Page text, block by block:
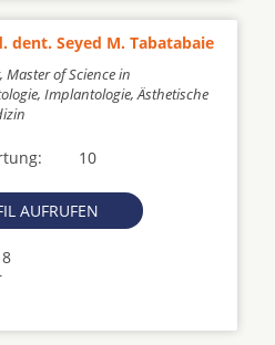
dent. Seyed M. Tabatabaie
Master of Science in
Implantologie, Ästhetische
10
AUFRUFEN